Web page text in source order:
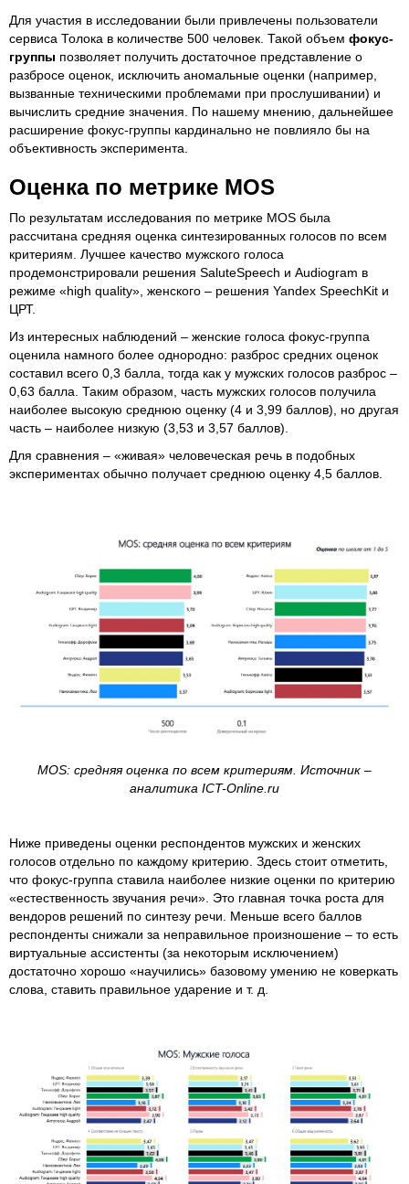
Для участия в исследовании были привлечены пользователи
сервиса Толока в количестве 500 человек. Такой объем фокус-
группы позволяет получить достаточное представление о
разбросе оценок, исключить аномальные оценки (например,
вызванные техническими проблемами при прослушивании) и
вычислить средние значения. По нашему мнению, дальнейшее
расширение фокус-группы кардинально не повлияло бы на
объективность эксперимента.
Оценка по метрике MOS
По результатам исследования по метрике MOS была
рассчитана средняя оценка синтезированных голосов по всем
критериям. Лучшее качество мужского голоса
продемонстрировали решения SaluteSpeech и Audiogram в
режиме «high quality», женского – решения Yandex SpeechKit и
ЦРТ.
Из интересных наблюдений – женские голоса фокус-группа
оценила намного более однородно: разброс средних оценок
составил всего 0,3 балла, тогда как у мужских голосов разброс –
0,63 балла. Таким образом, часть мужских голосов получила
наиболее высокую среднюю оценку (4 и 3,99 баллов), но другая
часть – наиболее низкую (3,53 и 3,57 баллов).
Для сравнения – «живая» человеческая речь в подобных
экспериментах обычно получает среднюю оценку 4,5 баллов.
MOS: средняя оценка по всем критериям. Источник –
аналитика ICT-Online.ru
Ниже приведены оценки респондентов мужских и женских
голосов отдельно по каждому критерию. Здесь стоит отметить,
что фокус-группа ставила наиболее низкие оценки по критерию
«естественность звучания речи». Это главная точка роста для
вендоров решений по синтезу речи. Меньше всего баллов
респонденты снижали за неправильное произношение – то есть
виртуальные ассистенты (за некоторым исключением)
достаточно хорошо «научились» базовому умению не коверкать
слова, ставить правильное ударение и т. д.